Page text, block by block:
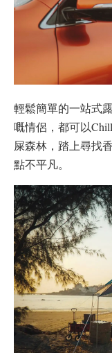
輕鬆簡單的一站式
嘅情侶，都可以
屎森林，踏上尋找
點不平凡。